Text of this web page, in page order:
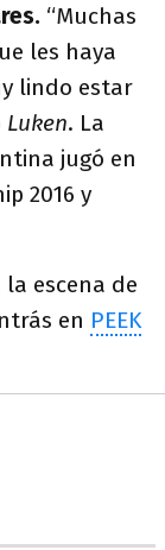
“Muchas
les haya
lindo estar
Luken. La
jugó en
2016 y
escena de
en PEEK